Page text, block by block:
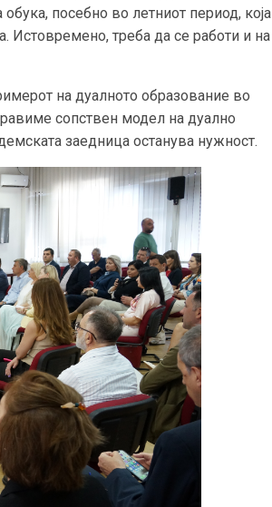
обука, посебно во летниот период, која
Истовремено, треба да се работи и на
на дуалното образование во
сопствен модел на дуално
заедница останува нужност.